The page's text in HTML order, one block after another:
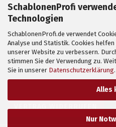
SchablonenProfi
Technologien
SchablonenProfi.de verwendet
Analyse und Statistik. Cookies
unserer Website zu verbessern.
stimmen Sie der Verwendung zu.
Sie in unserer Datenschutzerklärung.
Alles
Nur
✪Hersteller-hier mehr Infos
Mit ✪ gekennzeichnete Bilder sind
Anwendungsbeispiele zur
© SchablonenProfi.de2026